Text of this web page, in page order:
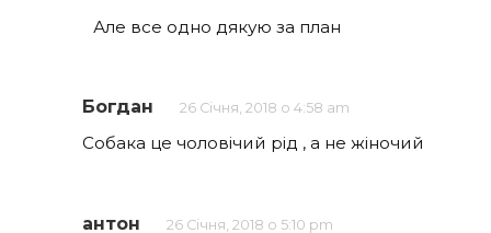
Але все одно дякую за план
Богдан 26 Січня, 2018 о 4:58 am
Собака це чоловічий рід , а не жіночий
антон 26 Січня, 2018 о 5:10 pm